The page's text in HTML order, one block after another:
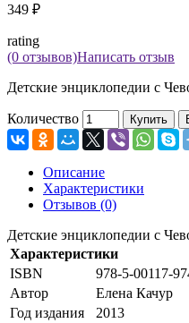
349 ₽
rating
(0 отзывов)Написать отзыв
Детские энциклопедии с
Количество Купить
Описание
Характеристики
Отзывов (0)
Детские энциклопедии с
Характеристики
ISBN
978-5-00117-
Автор
Елена Качур
Год издания
2013